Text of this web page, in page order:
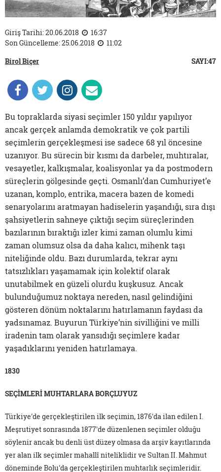
Giriş Tarihi: 20.06.2018
16:37
Son Güncelleme: 25.06.2018
11:02
Birol Biçer
SAYI:47
Bu topraklarda siyasi seçimler 150 yıldır yapılıyor
ancak gerçek anlamda demokratik ve çok partili
seçimlerin gerçekleşmesi ise sadece 68 yıl öncesine
uzanıyor. Bu sürecin bir kısmı da darbeler, muhtıralar,
vesayetler, kalkışmalar, koalisyonlar ya da postmodern
süreçlerin gölgesinde geçti. Osmanlı’dan Cumhuriyet’e
uzanan, komplo, entrika, macera bazen de komedi
senaryolarını aratmayan hadiselerin yaşandığı, sıra dışı
şahsiyetlerin sahneye çıktığı seçim süreçlerinden
bazılarının bıraktığı izler kimi zaman olumlu kimi
zaman olumsuz olsa da daha kalıcı, mihenk taşı
niteliğinde oldu. Bazı durumlarda, tekrar aynı
tatsızlıkları yaşamamak için kolektif olarak
unutabilmek en güzeli olurdu kuşkusuz. Ancak
bulunduğumuz noktaya nereden, nasıl gelindiğini
gösteren dönüm noktalarını hatırlamanın faydası da
yadsınamaz. Buyurun Türkiye’nin sivilliğini ve milli
iradenin tam olarak yansıdığı seçimlere kadar
yaşadıklarını yeniden hatırlamaya.
1830
SEÇİMLERİ MUHTARLARA BORÇLUYUZ
Türkiye'de gerçekleştirilen ilk seçimin, 1876'da ilan edilen I.
Meşrutiyet sonrasında 1877'de düzenlenen seçimler olduğu
söylenir ancak bu denli üst düzey olmasa da arşiv kayıtlarında
yer alan ilk seçimler mahallî niteliklidir ve Sultan II. Mahmut
döneminde Bolu'da gerçekleştirilen muhtarlık seçimleridir.